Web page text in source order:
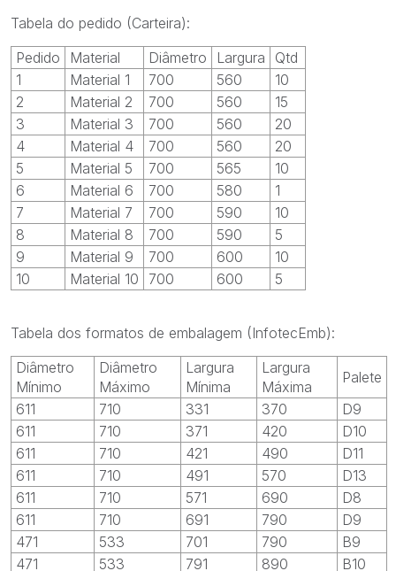
Tabela do pedido (Carteira):
Pedido
Material Diâmetro Largura
Qtd
1
Material 1 700 560
10
2
Material 2 700 560
15
3
Material 3 700 560
20
4
Material 4 700 560
20
5
Material 5 700 565
10
6
Material 6 700 580
1
7
Material 7 700 590
10
8
Material 8 700 590
5
9
Material 9 700 600
10
10
Material 10 700 600 5
Tabela dos formatos de embalagem (InfotecEmb):
Diâmetro
Mínimo
Diâmetro
Máximo
Largura
Mínima
Largura
Máxima
Palete
611
710 331 370
D9
611
710 371 420
D10
611
710 421 490
D11
611
710 491 570
D13
611
710 571 690
D8
611
710 691 790
D9
471
533 701 790
B9
471
533 791 890
B10